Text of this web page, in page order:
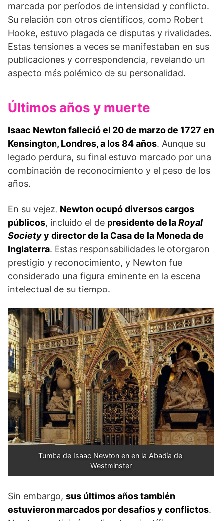
marcada por períodos de intensidad y conflicto.
Su relación con otros científicos, como Robert
Hooke, estuvo plagada de disputas y rivalidades.
Estas tensiones a veces se manifestaban en sus
publicaciones y correspondencia, revelando un
aspecto más polémico de su personalidad.
Últimos años y muerte
Isaac Newton falleció el 20 de marzo de 1727 en
Kensington, Londres, a los 84 años. Aunque su
legado perdura, su final estuvo marcado por una
combinación de reconocimiento y el peso de los
años.
En su vejez, Newton ocupó diversos cargos
públicos, incluido el de presidente de laRoyal
Societyy director de la Casa de la Moneda de
Inglaterra. Estas responsabilidades le otorgaron
prestigio y reconocimiento, y Newton fue
considerado una figura eminente en la escena
intelectual de su tiempo.
Tumba de Isaac Newton en en la Abadía de
Westminster
Sin embargo, sus últimos años también
estuvieron marcados por desafíos y conflictos.